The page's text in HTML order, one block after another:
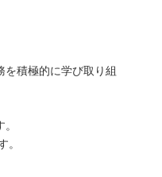
を積極的に学び取り組
。